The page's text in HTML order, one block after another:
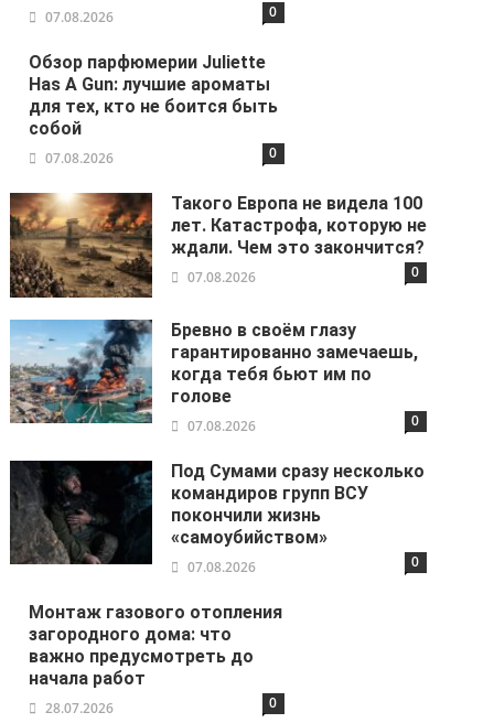
07.08.2026 0
Обзор парфюмерии Juliette
Has A Gun: лучшие ароматы
для тех, кто не боится быть
собой
07.08.2026 0
Такого Европа не видела 100
лет. Катастрофа, которую не
ждали. Чем это закончится?
07.08.2026 0
Бревно в своём глазу
гарантированно замечаешь,
когда тебя бьют им по
голове
07.08.2026 0
Под Сумами сразу несколько
командиров групп ВСУ
покончили жизнь
«самоубийством»
07.08.2026 0
Монтаж газового отопления
загородного дома: что
важно предусмотреть до
начала работ
28.07.2026 0